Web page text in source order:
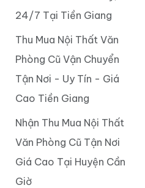
24/7 Tại Tiền Giang
Thu Mua Nội Thất Văn
Phòng Cũ Vận Chuyển
Tận Nơi - Uy Tín - Giá
Cao Tiền Giang
Nhận Thu Mua Nội Thất
Văn Phòng Cũ Tận Nơi
Giá Cao Tại Huyện Cần
Giờ